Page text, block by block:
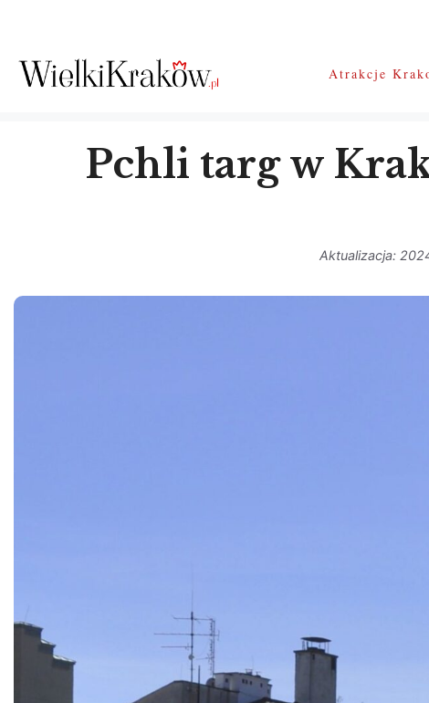
treści
Atrakcje
Pchli targ w